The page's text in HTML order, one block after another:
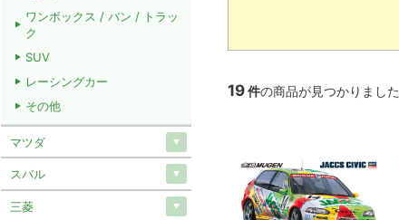
19件の商品が見つかりました
ワンボックス / バン / トラッ
ク
SUV
レーシングカー
その他
マツダ
スバル
三菱